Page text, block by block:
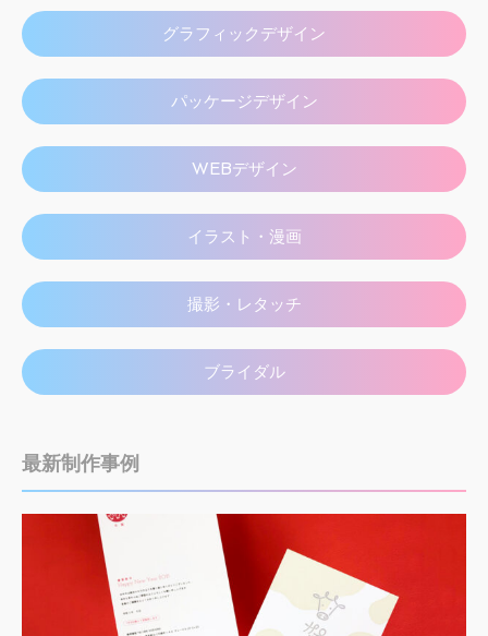
グラフィックデザイン
パッケージデザイン
WEBデザイン
イラスト・漫画
撮影・レタッチ
ブライダル
最新制作事例